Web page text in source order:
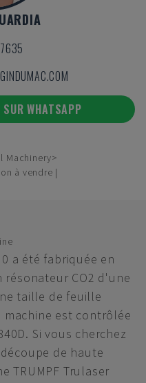
WHATSAPP
Machinery
à vendre |
a été fabriquée en
CO2 d'une
taille de feuille
machine est contrôlée
Si vous cherchez
de haute
TRUMPF Trulaser